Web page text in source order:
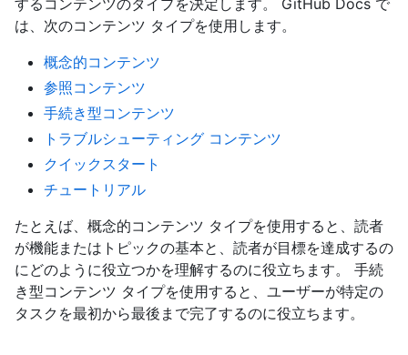
は、次のコンテンツ タイプを使用します。
概念的コンテンツ
参照コンテンツ
手続き型コンテンツ
トラブルシューティング コンテンツ
クイックスタート
チュートリアル
たとえば、概念的コンテンツ タイプを使用すると、読者
が機能またはトピックの基本と、読者が目標を達成するの
にどのように役立つかを理解するのに役立ちます。 手続
き型コンテンツ タイプを使用すると、ユーザーが特定の
タスクを最初から最後まで完了するのに役立ちます。